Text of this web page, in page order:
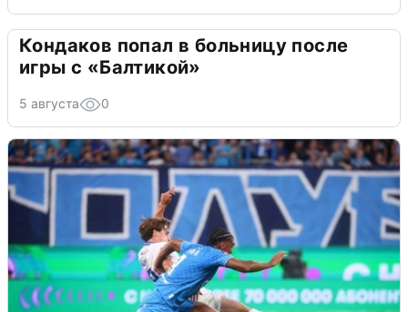
Кондаков попал в больницу после
игры с «Балтикой»
5 августа 0